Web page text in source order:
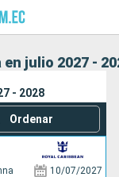
julio 2027 -
- 2028
Ordenar
10/07/2027